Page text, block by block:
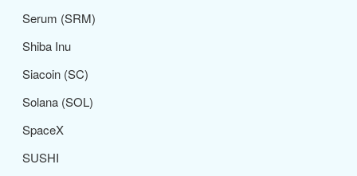
Serum (SRM)
Shiba Inu
Siacoin (SC)
Solana (SOL)
SpaceX
SUSHI